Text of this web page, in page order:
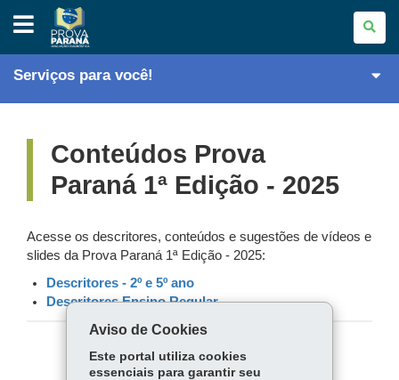
PROVA
PARANÁ
AVALIAÇÃO
DIAGNÓSTICA
Serviços para você!
Conteúdos Prova
Paraná 1ª Edição - 2025
Acesse os descritores, conteúdos e sugestões de vídeos e
slides da Prova Paraná 1ª Edição - 2025:
Descritores - 2º e 5º ano
Descritores Ensino Regular
COMPARTILHE:
Aviso de Cookies
Este portal utiliza cookies
essenciais para garantir seu